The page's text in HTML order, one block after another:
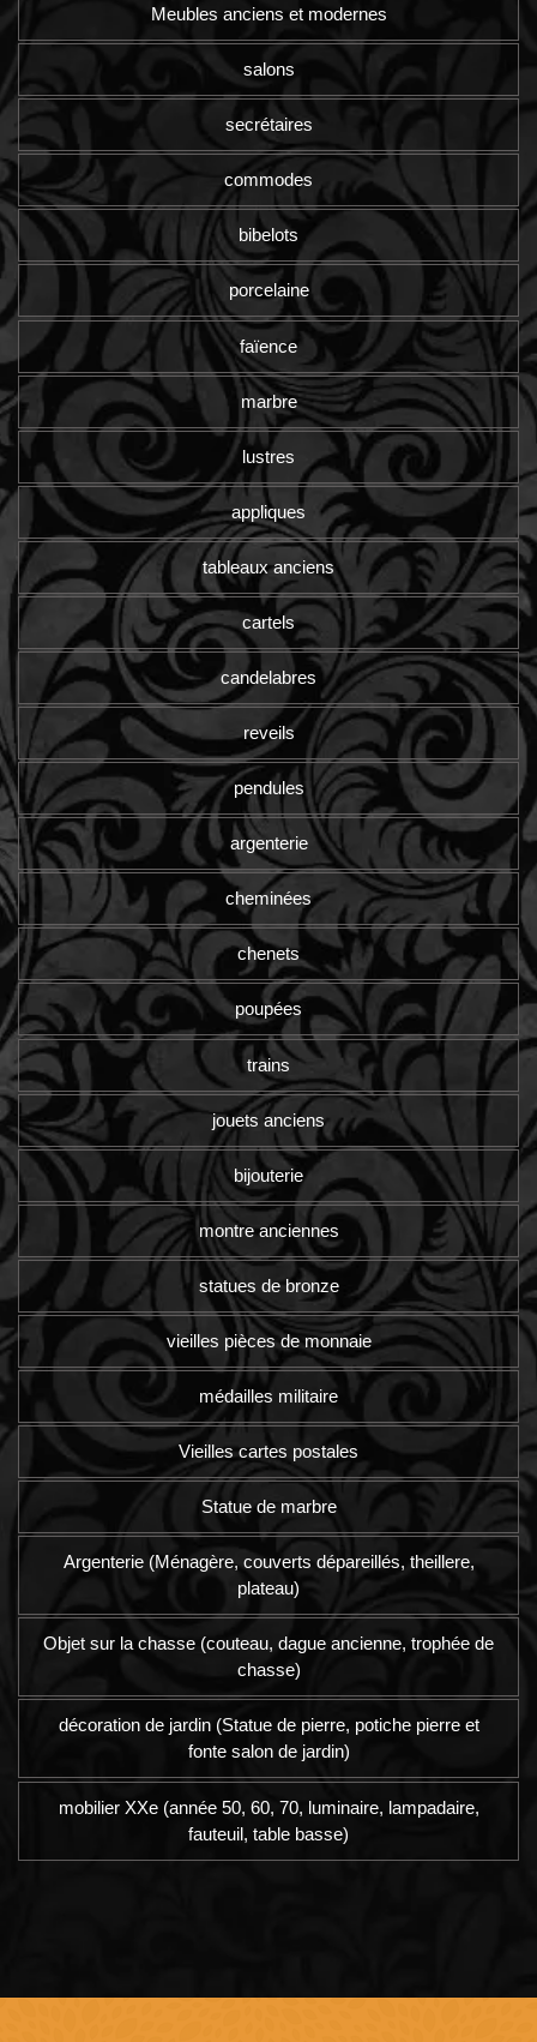
Meubles anciens et modernes
salons
secrétaires
commodes
bibelots
porcelaine
faïence
marbre
lustres
appliques
tableaux anciens
cartels
candelabres
reveils
pendules
argenterie
cheminées
chenets
poupées
trains
jouets anciens
bijouterie
montre anciennes
statues de bronze
vieilles pièces de monnaie
médailles militaire
Vieilles cartes postales
Statue de marbre
Argenterie (Ménagère, couverts dépareillés, theillere,
plateau)
Objet sur la chasse (couteau, dague ancienne, trophée de
chasse)
décoration de jardin (Statue de pierre, potiche pierre et
fonte salon de jardin)
mobilier XXe (année 50, 60, 70, luminaire, lampadaire,
fauteuil, table basse)